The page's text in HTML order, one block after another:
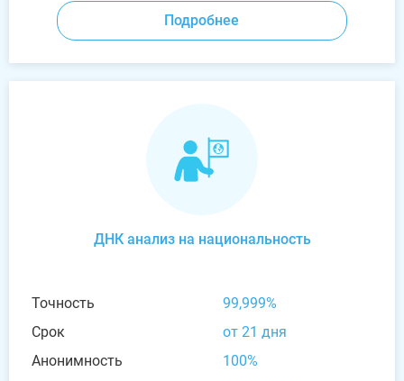
Подробнее
ДНК анализ на национальность
Точность
99,999%
Срок
от 21 дня
Анонимность
100%